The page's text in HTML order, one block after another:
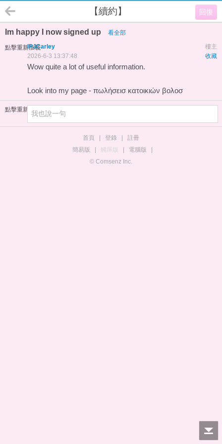
回復
【續約】
Im happy I now signed up 看全部
點擊重新加載 樓主
IPJCarley
收藏
2026-6-3 13:37:48
Wow quite a lot of useful information.
Look into my page - πωλήσεισ κατοικιών βολοσ
點擊重新加載
首頁 登錄
註冊
簡易版
觸屏版 電腦版
© Comsenz Inc.